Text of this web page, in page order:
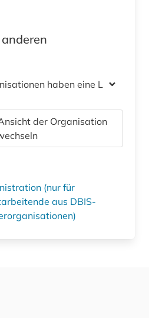
haben eine Lizenz
der Organisation
(nur für
aus DBIS-